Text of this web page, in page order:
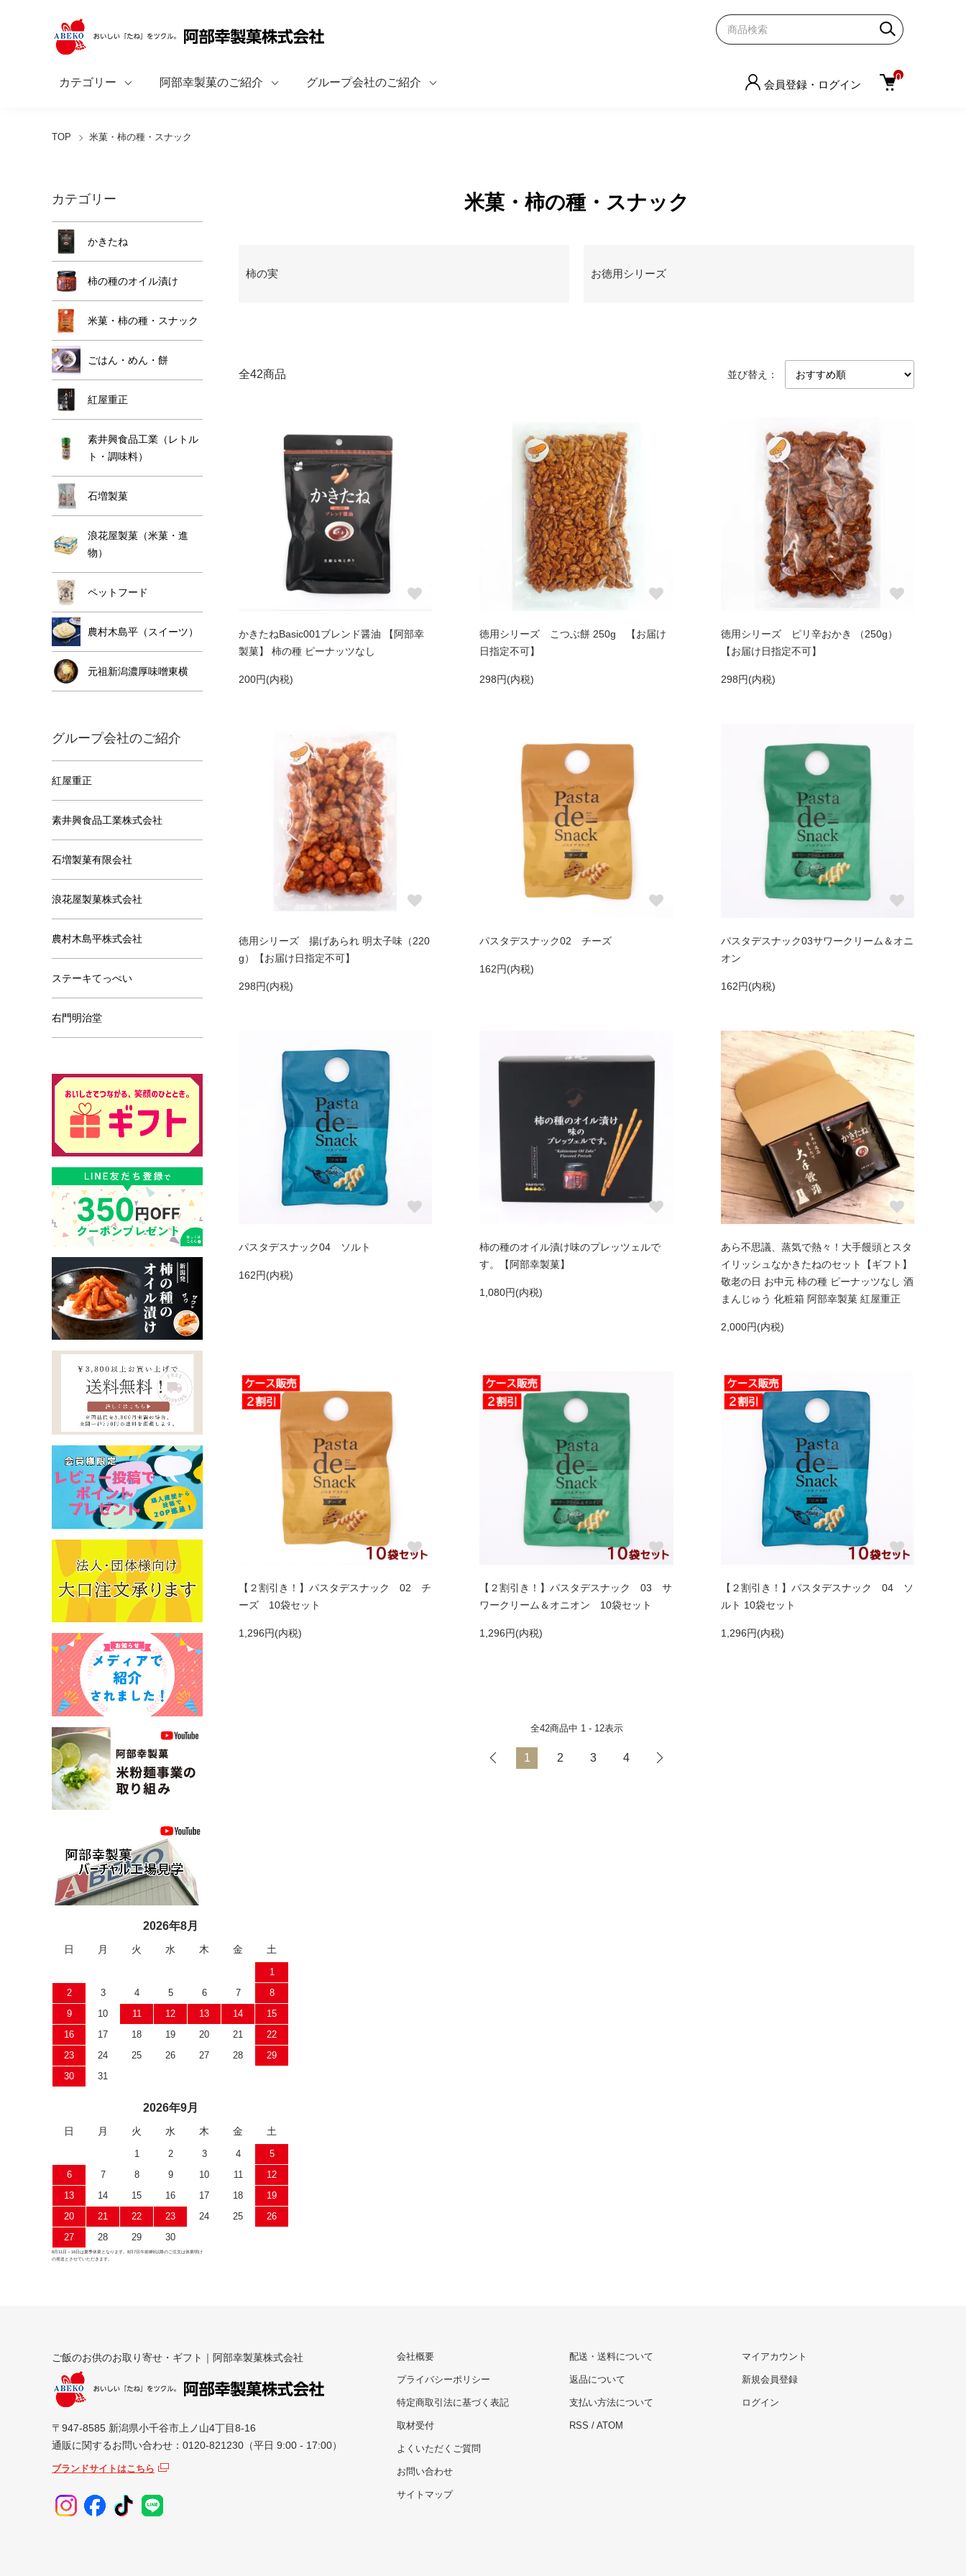
カテゴリー 阿部幸製菓のご紹介 グループ会社のご紹介 会員登録・ログイン
0
TOP 米菓・柿の種・スナック
米菓・柿の種・スナック
柿の実 お徳用シリーズ
全42商品 並び替え：
かきたねBasic001ブレンド醤油 【阿部幸
製菓】 柿の種 ピーナッツなし
200円(内税)
徳用シリーズ こつぶ餅 250g 【お届け
日指定不可】
298円(内税)
徳用シリーズ ピリ辛おかき （250g）
【お届け日指定不可】
298円(内税)
徳用シリーズ 揚げあられ 明太子味（220
g）【お届け日指定不可】
298円(内税)
パスタデスナック02 チーズ
162円(内税)
パスタデスナック03サワークリーム＆オニ
オン
162円(内税)
パスタデスナック04 ソルト
162円(内税)
柿の種のオイル漬け味のプレッツェルで
す。【阿部幸製菓】
1,080円(内税)
あら不思議、蒸気で熱々！大手饅頭とスタ
イリッシュなかきたねのセット【ギフト】
敬老の日 お中元 柿の種 ピーナッツなし 酒
まんじゅう 化粧箱 阿部幸製菓 紅屋重正
2,000円(内税)
【２割引き！】パスタデスナック 02 チ
ーズ 10袋セット
1,296円(内税)
【２割引き！】パスタデスナック 03 サ
ワークリーム＆オニオン 10袋セット
1,296円(内税)
【２割引き！】パスタデスナック 04 ソ
ルト 10袋セット
1,296円(内税)
全42商品中 1 - 12表示
1 2 3 4
カテゴリー
かきたね
柿の種のオイル漬け
米菓・柿の種・スナック
ごはん・めん・餅
紅屋重正
素井興食品工業（レトル
ト・調味料）
石増製菓
浪花屋製菓（米菓・進
物）
ペットフード
農村木島平（スイーツ）
元祖新潟濃厚味噌東横
グループ会社のご紹介
紅屋重正
素井興食品工業株式会社
石増製菓有限会社
浪花屋製菓株式会社
農村木島平株式会社
ステーキてっぺい
右門明治堂
2026年8月
日 月 火 水 木 金 土
1
2
3 4 5 6 7
8
9
10 11 12 13 14
15
16
17 18 19 20 21
22
23
24 25 26 27 28
29
30
31
2026年9月
日 月 火 水 木 金 土
1 2 3 4
5
6
7 8 9 10 11
12
13
14 15 16 17 18
19
20
21 22 23 24 25
26
27
28 29 30
8月11日～16日は夏季休業となります。8月7日午前8時以降のご注文は休業明け
の発送とさせていただきます。
ご飯のお供のお取り寄せ・ギフト｜阿部幸製菓株式会社
〒947-8585 新潟県小千谷市上ノ山4丁目8-16
通販に関するお問い合わせ：0120-821230（平日 9:00 - 17:00）
ブランドサイトはこちら
会社概要
プライバシーポリシー
特定商取引法に基づく表記
取材受付
よくいただくご質問
お問い合わせ
サイトマップ
配送・送料について
返品について
支払い方法について
RSS / ATOM
マイアカウント
新規会員登録
ログイン